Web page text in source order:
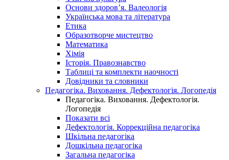
Основи здоров’я. Валеологія
Українська мова та література
Етика
Образотворче мистецтво
Математика
Хімія
Історія. Правознавство
Таблиці та комплекти наочності
Довідники та словники
Педагогіка. Виховання. Дефектологія. Логопедія
Педагогіка. Виховання. Дефектологія.
Логопедія
Показати всі
Дефектологія. Коррекційна педагогіка
Шкільна педагогіка
Дошкільна педагогіка
Загальна педагогіка